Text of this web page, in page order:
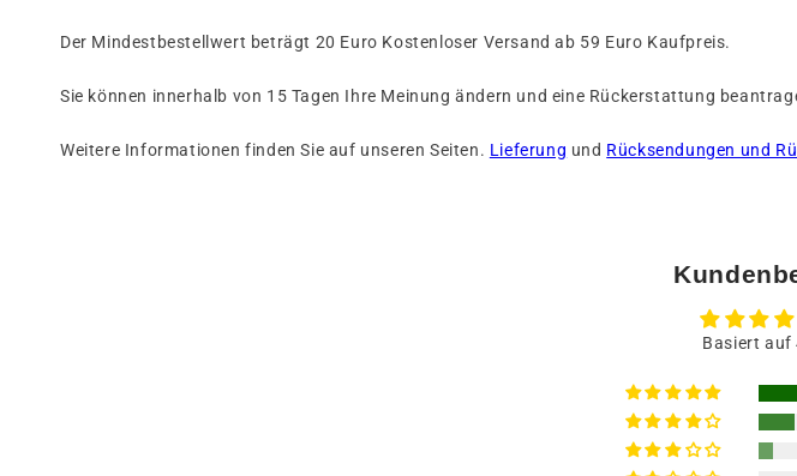
Der Mindestbestellwert beträgt 20 Euro Kostenloser Versand ab 59 Euro Kaufpreis.
Sie können innerhalb von 15 Tagen Ihre Meinung ändern und eine Rückerstattung
Weitere Informationen finden Sie auf unseren Seiten. Lieferung und Rücksendungen und
Basiert auf